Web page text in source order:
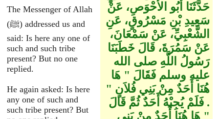
The Messenger of Allah
(ﷺ) addressed us and
said: Is here any one of
such and such tribe
present? But no one
replied.
He again asked: Is here
any one of such and
such tribe present? But
حَدَّثَنَا أَبُو الأَحْوَصِ، عَنْ
سَعِيدِ بْنِ مَسْرُوقٍ، عَنِ
الشَّعْبِيِّ، عَنْ سَمْعَانَ،
عَنْ سَمُرَةَ، قَالَ خَطَبَنَا
رَسُولُ اللَّهِ صلى الله
عليه وسلم فَقَالَ ‏"‏ هَا
هُنَا أَحَدٌ مِنْ بَنِي فُلاَنٍ ‏"‏
‏.‏ فَلَمْ يُجِبْهُ أَحَدٌ ثُمَّ قَالَ
‏"‏ هَا هُنَا أَحَدٌ مِنْ بَنِي